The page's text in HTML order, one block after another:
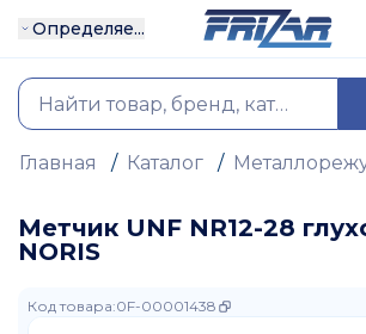
Определяе...
Главная / Каталог /
Метчик UNF NR12-28
NORIS
Код товара:0F-00001438